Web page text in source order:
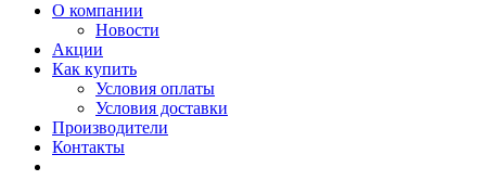
О компании
Новости
Акции
Как купить
Условия оплаты
Условия доставки
Производители
Контакты